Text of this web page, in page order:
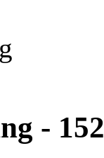
- 152